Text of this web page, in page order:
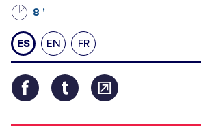
8 '
ES EN FR